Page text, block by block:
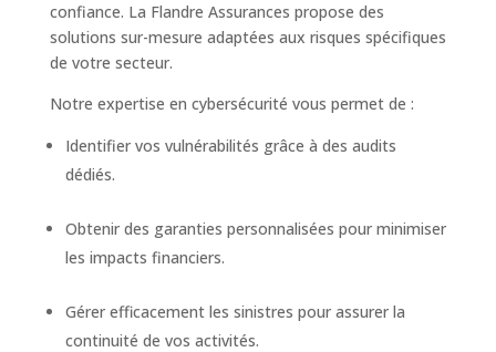
confiance. La Flandre Assurances propose des
solutions sur-mesure adaptées aux risques spécifiques
de votre secteur.
Notre expertise en cybersécurité vous permet de :
Identifier vos vulnérabilités grâce à des audits
dédiés.
Obtenir des garanties personnalisées pour minimiser
les impacts financiers.
Gérer efficacement les sinistres pour assurer la
continuité de vos activités.